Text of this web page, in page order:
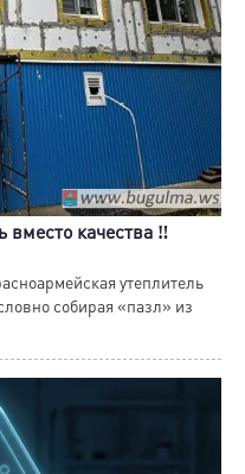
вместо качества ‼️
утеплитель
собирая «пазл» из